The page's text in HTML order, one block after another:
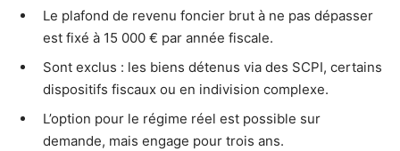
Le plafond de revenu foncier brut à ne pas dépasser
est fixé à 15 000 € par année fiscale.
Sont exclus : les biens détenus via des SCPI, certains
dispositifs fiscaux ou en indivision complexe.
L’option pour le régime réel est possible sur
demande, mais engage pour trois ans.